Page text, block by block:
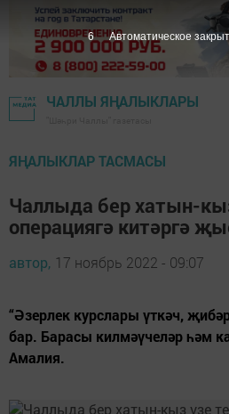
ЧАЛЛЫ ЯҢАЛЫКЛАРЫ
ЯҢАЛЫКЛАР ТАСМАСЫ
Чаллыда бер хатын-
операциягә китәргә
автор, 17 ноябрь 2022 - 09:07
“Әзерлек курслары үткәч,
бар. Барасы килмәүчеләр һәм
Амалия.
5 Автоматическое